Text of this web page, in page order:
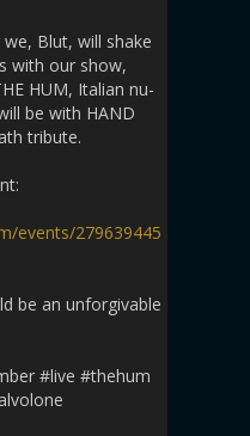
Blut, will shake
with our show,
HUM, Italian nu-
be with HAND
tribute.
events/279639445
be an unforgivable
#live #thehum